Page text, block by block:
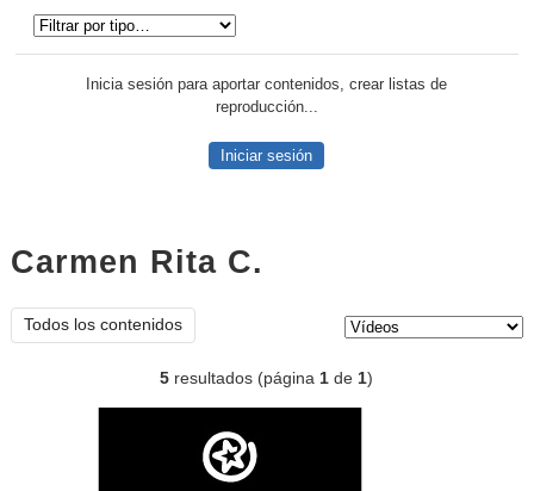
Inicia sesión para aportar contenidos, crear listas de
reproducción...
Iniciar sesión
Carmen Rita C.
Todos los contenidos
5 resultados (página1 de1)